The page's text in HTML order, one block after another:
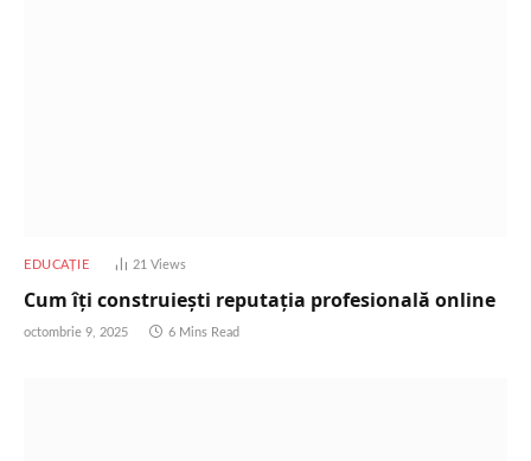
EDUCAȚIE 21Views
Cum îți construiești reputația profesională online
octombrie 9, 2025 6 Mins Read